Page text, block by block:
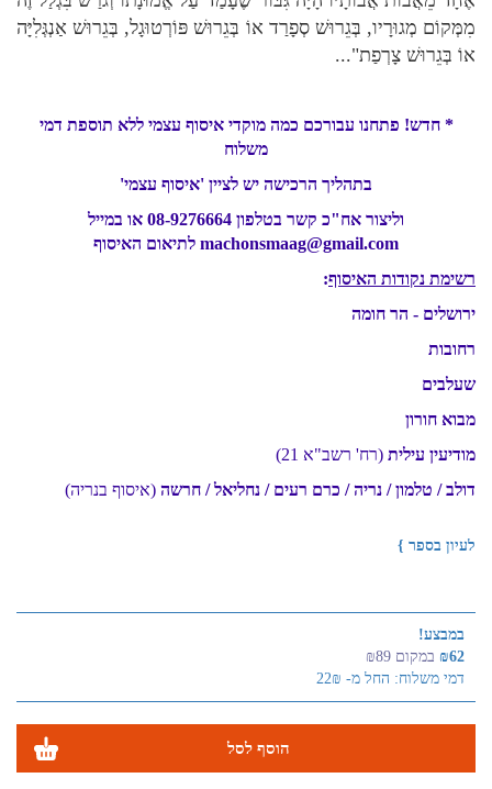
מִמְּקוֹם מְגוּרָיו, בְּגֵרוּשׁ סְפָרַד אוֹ בְּגֵרוּשׁ פּוֹרְטוּגָל, בְּגֵרוּשׁ אַנְגְּלִיָּה
אוֹ בְּגֵרוּשׁ צָרְפַת"...
* חדש! פתחנו עבורכם כמה מוקדי איסוף עצמי ללא תוספת דמי
משלוח
בתהליך הרכישה יש לציין 'איסוף עצמי'
וליצור אח"כ קשר בטלפון 08-9276664 או במייל
machonsmaag@gmail.com לתיאום האיסוף
רשימת נקודות האיסוף:
ירושלים - הר חומה
​רחובות
שעלבים
מבוא חורון
מודיעין עילית (רח' רשב"א 21)
דולב / טלמון / נריה / כרם רעים / נחליאל / חרשה (איסוף בנריה)
לעיון בספר }
במבצע!
₪62 במקום ₪89
דמי משלוח: החל מ- 22₪
הוסף לסל